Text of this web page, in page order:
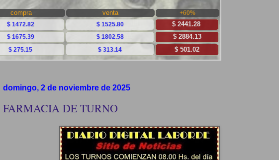
domingo, 2 de noviembre de 2025
FARMACIA DE TURNO